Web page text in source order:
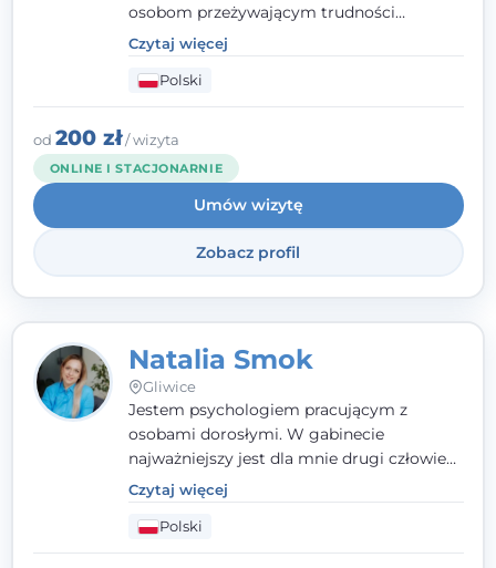
osobom przeżywającym trudności
emocjonalne, relacyjne albo znajdującym
się w kryzysie. Liczy się dla mnie
autentyczna, oparta na zaufaniu relacja
oraz przestrzeń, w której każdy poczuje się
wysłuchany i potraktowany z szacunkiem.
Czytaj więcej
Polski
od 200 zł/ wizyta
ONLINE I STACJONARNIE
Umów wizytę
Zobacz profil
Natalia Smok
Gliwice
Jestem psychologiem pracującym z
osobami dorosłymi. W gabinecie
najważniejszy jest dla mnie drugi człowiek
- wierzę, że empatia, autentyczność i pełne
zaangażowanie tworzą bezpieczną
przestrzeń, będącą podstawą pracy nad
zmianą. W praktyce korzystam m.in. z
Czytaj więcej
Polski